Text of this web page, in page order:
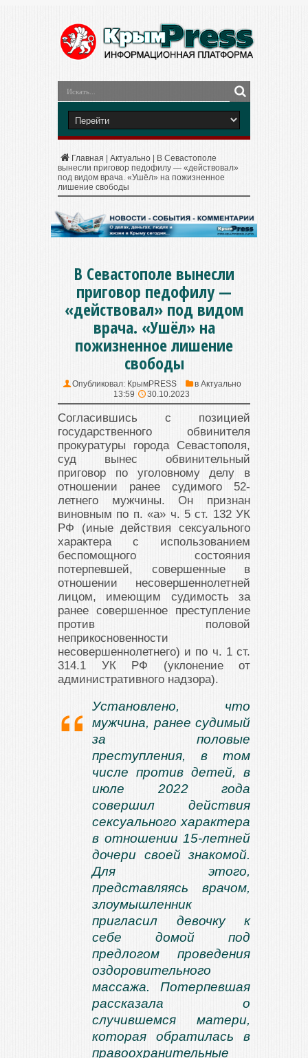
Главная Актуально
В Севастополе
вынесли приговор педофилу — «действовал»
под видом врача. «Ушёл» на пожизненное
лишение свободы
В Севастополе вынесли
приговор педофилу —
«действовал» под видом
врача. «Ушёл» на
пожизненное лишение
свободы
Опубликовал: КрымPRESS в Актуально
13:59
30.10.2023
Согласившись с позицией
государственного обвинителя
прокуратуры города Севастополя,
суд вынес обвинительный
приговор по уголовному делу в
отношении ранее судимого 52-
летнего мужчины. Он признан
виновным по п. «а» ч. 5 ст. 132 УК
РФ (иные действия сексуального
характера с использованием
беспомощного состояния
потерпевшей, совершенные в
отношении несовершеннолетней
лицом, имеющим судимость за
ранее совершенное преступление
против половой
неприкосновенности
несовершеннолетнего) и по ч. 1 ст.
314.1 УК РФ (уклонение от
административного надзора).
Установлено, что
мужчина, ранее судимый
за половые
преступления, в том
числе против детей, в
июле 2022 года
совершил действия
сексуального характера
в отношении 15-летней
дочери своей знакомой.
Для этого,
представляясь врачом,
злоумышленник
пригласил девочку к
себе домой под
предлогом проведения
оздоровительного
массажа. Потерпевшая
рассказала о
случившемся матери,
которая обратилась в
правоохранительные